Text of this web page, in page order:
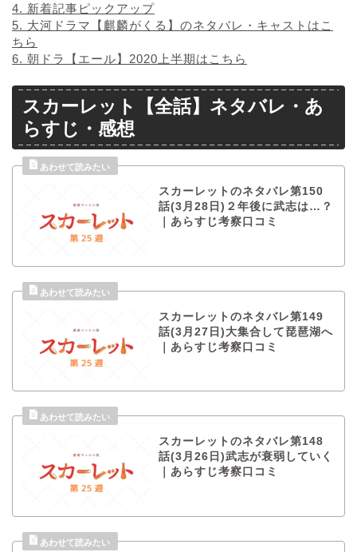
4. 新着記事ピックアップ
5. 大河ドラマ【麒麟がくる】のネタバレ・キャストはこ
ちら
6. 朝ドラ【エール】2020上半期はこちら
スカーレット【全話】ネタバレ・あ
らすじ・感想
スカーレットのネタバレ第150
話(3月28日)２年後に武志は…？
｜あらすじ考察口コミ
スカーレットのネタバレ第149
話(3月27日)大集合して琵琶湖へ
｜あらすじ考察口コミ
スカーレットのネタバレ第148
話(3月26日)武志が衰弱していく
｜あらすじ考察口コミ